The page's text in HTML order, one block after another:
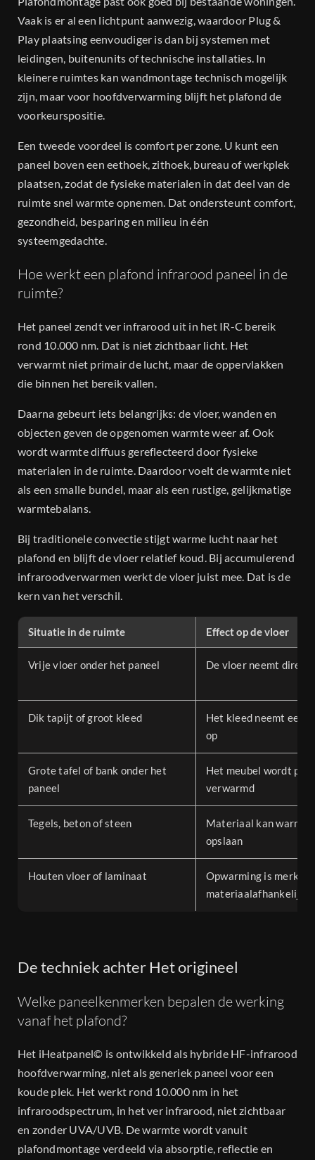
Vaak is er al een lichtpunt aanwezig, waardoor Plug &
Play plaatsing eenvoudiger is dan bij systemen met
leidingen, buitenunits of technische installaties. In
kleinere ruimtes kan wandmontage technisch mogelijk
zijn, maar voor hoofdverwarming blijft het plafond de
voorkeurspositie.
Een tweede voordeel is comfort per zone. U kunt een
paneel boven een eethoek, zithoek, bureau of werkplek
plaatsen, zodat de fysieke materialen in dat deel van de
ruimte snel warmte opnemen. Dat ondersteunt comfort,
gezondheid, besparing en milieu in één
systeemgedachte.
Hoe werkt een plafond infrarood paneel in de
ruimte?
Het paneel zendt ver infrarood uit in het IR-C bereik
rond 10.000 nm. Dat is niet zichtbaar licht. Het
verwarmt niet primair de lucht, maar de oppervlakken
die binnen het bereik vallen.
Daarna gebeurt iets belangrijks: de vloer, wanden en
objecten geven de opgenomen warmte weer af. Ook
wordt warmte diffuus gereflecteerd door fysieke
materialen in de ruimte. Daardoor voelt de warmte niet
als een smalle bundel, maar als een rustige, gelijkmatige
warmtebalans.
Bij traditionele convectie stijgt warme lucht naar het
plafond en blijft de vloer relatief koud. Bij accumulerend
infraroodverwarmen werkt de vloer juist mee. Dat is de
kern van het verschil.
Situatie in de ruimte Effect op de vloer
Vrije vloer onder het paneel De vloer neemt direct
Dik tapijt of groot kleed
Het kleed neemt
op
Grote tafel of bank onder het
paneel
Het meubel wordt
verwarmd
Tegels, beton of steen
Materiaal kan warmte
opslaan
Houten vloer of laminaat
Opwarming is
materiaalafhankelijk
De techniek achter Het origineel
Welke paneelkenmerken bepalen de werking
vanaf het plafond?
Het iHeatpanel© is ontwikkeld als hybride HF-infrarood
hoofdverwarming, niet als generiek paneel voor een
koude plek. Het werkt rond 10.000 nm in het
infraroodspectrum, in het ver infrarood, niet zichtbaar
en zonder UVA/UVB. De warmte wordt vanuit
plafondmontage verdeeld via absorptie, reflectie en